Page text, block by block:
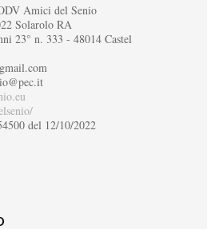
Amici del Senio
Solarolo RA
23° n. 333 - 48014 Castel
del 12/10/2022